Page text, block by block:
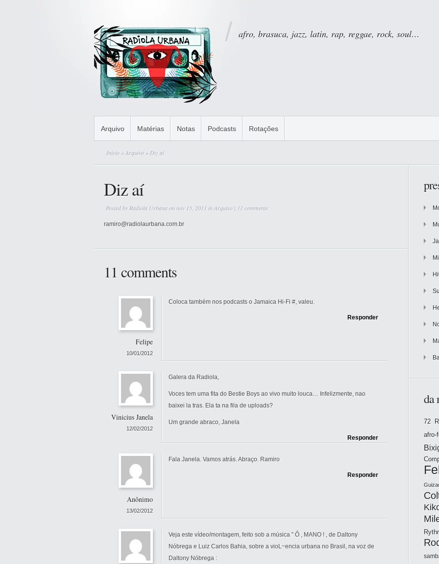
afro, brasuca, jazz, latin, rap, reggae, rock, soul…
Arquivo Matérias Notas Podcasts Rotações
Início »Arquivo » Diz aí
Diz aí
Posted by Radiola Urbanaon nov 15, 2011 inArquivo | 11 comments
ramiro@radiolaurbana.com.br
11 comments
Felipe
10/01/2012
Coloca também nos podcasts o Jamaica Hi-Fi #, valeu.
Responder
Vinicius Janela
12/02/2012
Galera da Radiola,
Voces tem uma fita do Bestie Boys ao vivo muito louca… Infelizmente, nao
baixei la tras. Ela ta na fila de uploads?
Um grande abraco, Janela
Responder
Anônimo
13/02/2012
Fala Janela. Vamos atrás. Abraço. Ramiro
Responder
Veja este vídeo/montagem, feito sob a música ” Ô , MANO ! , de Daltony
Nóbrega e Luiz Carlos Bahia, sobre a vioL~encia urbana no Brasil, na voz de
Daltony Nóbrega :
da
72
afro-